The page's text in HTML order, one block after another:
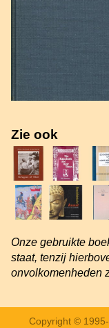
Zie ook
Onze gebruikte
staat, tenzij
onvolkomenheden
Copyright ©